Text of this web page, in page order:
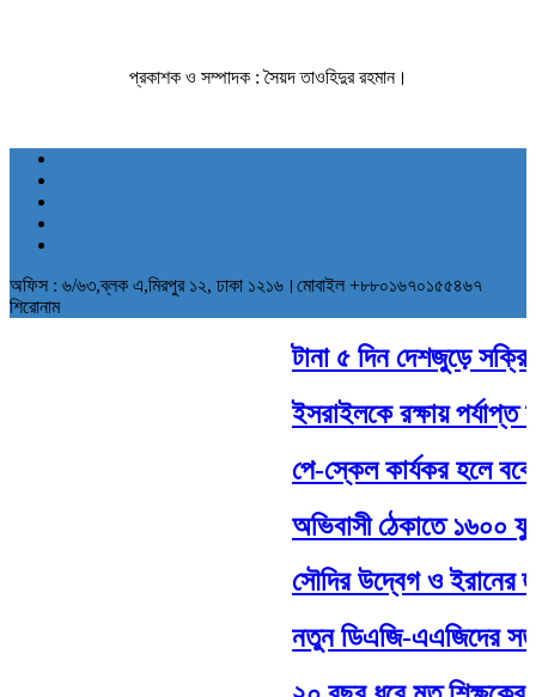
প্রকাশক ও সম্পাদক : সৈয়দ তাওহিদুর রহমান।
অফিস : ৬/৬৩,ব্লক এ,মিরপুর ১২, ঢাকা ১২১৬।মোবাইল +৮৮০১৬৭০১৫৫৪৬৭
শিরোনাম
টানা ৫ দিন দেশজুড়ে
ইসরাইলকে রক্ষায় পর্যাপ্ত
পে-স্কেল কার্যকর হলে
অভিবাসী ঠেকাতে ১৬০০
সৌদির উদ্বেগ ও ইরানের
নতুন ডিএজি-এএজিদের